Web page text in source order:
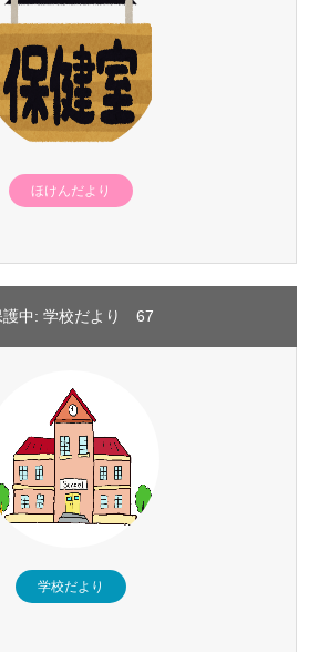
ほけんだより
護中: 学校だより 67
学校だより